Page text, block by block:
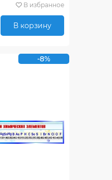
В избранное
В корзину
-8%